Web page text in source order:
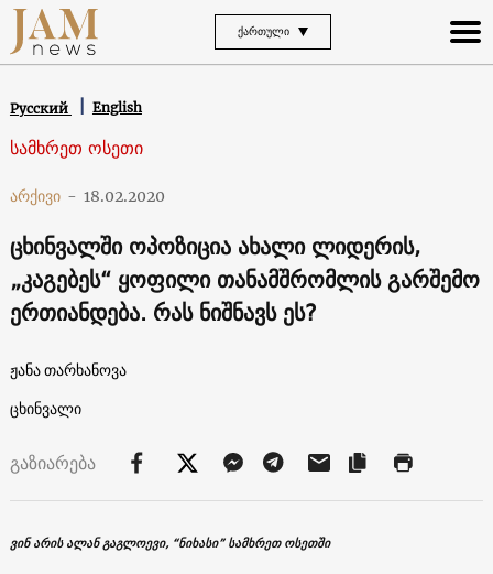
ᲥᲐᲠᲗᲣᲚᲘ
Русский English
სამხრეთ ოსეთი
არქივი - 18.02.2020
ცხინვალში ოპოზიცია ახალი ლიდერის,
„კაგებეს“ ყოფილი თანამშრომლის გარშემო
ერთიანდება. რას ნიშნავს ეს?
ჟანა თარხანოვა
ცხინვალი
გაზიარება
ვინ არის ალან გაგლოევი, “ნიხასი” სამხრეთ ოსეთში